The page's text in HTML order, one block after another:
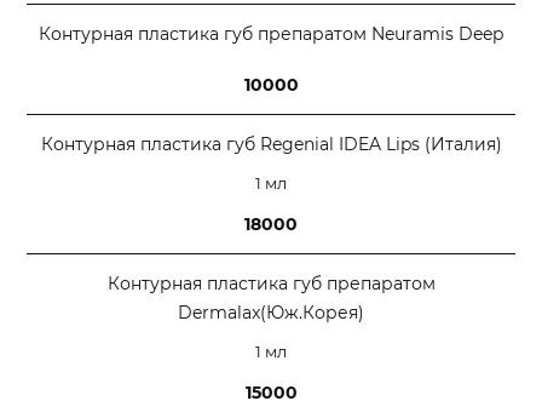
Контурная пластика губ препаратом Neuramis Deep
10000
Контурная пластика губ Regenial IDEA Lips (Италия)
1 мл
18000
Контурная пластика губ препаратом
Dermalax(Юж.Корея)
1 мл
15000